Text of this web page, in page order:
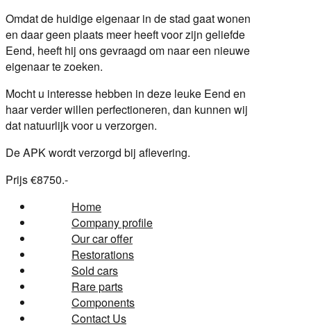
Omdat de huidige eigenaar in de stad gaat wonen
en daar geen plaats meer heeft voor zijn geliefde
Eend, heeft hij ons gevraagd om naar een nieuwe
eigenaar te zoeken.
Mocht u interesse hebben in deze leuke Eend en
haar verder willen perfectioneren, dan kunnen wij
dat natuurlijk voor u verzorgen.
De APK wordt verzorgd bij aflevering.
Prijs €8750.-
Home
Company profile
Our car offer
Restorations
Sold cars
Rare parts
Components
Contact Us